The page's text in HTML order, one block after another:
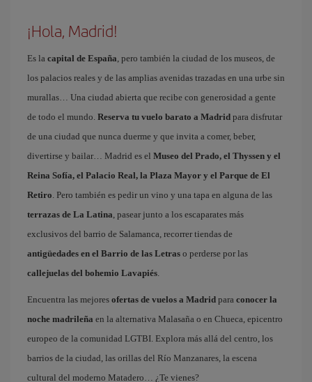
¡Hola, Madrid!
Es la capital de España, pero también la ciudad de los museos, de
los palacios reales y de las amplias avenidas trazadas en una urbe sin
murallas… Una ciudad abierta que recibe con generosidad a gente
de todo el mundo. Reserva tu vuelo barato a Madrid para disfrutar
de una ciudad que nunca duerme y que invita a comer, beber,
divertirse y bailar… Madrid es el Museo del Prado, el Thyssen y el
Reina Sofía, el Palacio Real, la Plaza Mayor y el Parque de El
Retiro. Pero también es pedir un vino y una tapa en alguna de las
terrazas de La Latina, pasear junto a los escaparates más
exclusivos del barrio de Salamanca, recorrer tiendas de
antigüedades en el Barrio de las Letras o perderse por las
callejuelas del bohemio Lavapiés.
Encuentra las mejores ofertas de vuelos a Madrid para conocer la
noche madrileña en la alternativa Malasaña o en Chueca, epicentro
europeo de la comunidad LGTBI. Explora más allá del centro, los
barrios de la ciudad, las orillas del Río Manzanares, la escena
cultural del moderno Matadero… ¿Te vienes?